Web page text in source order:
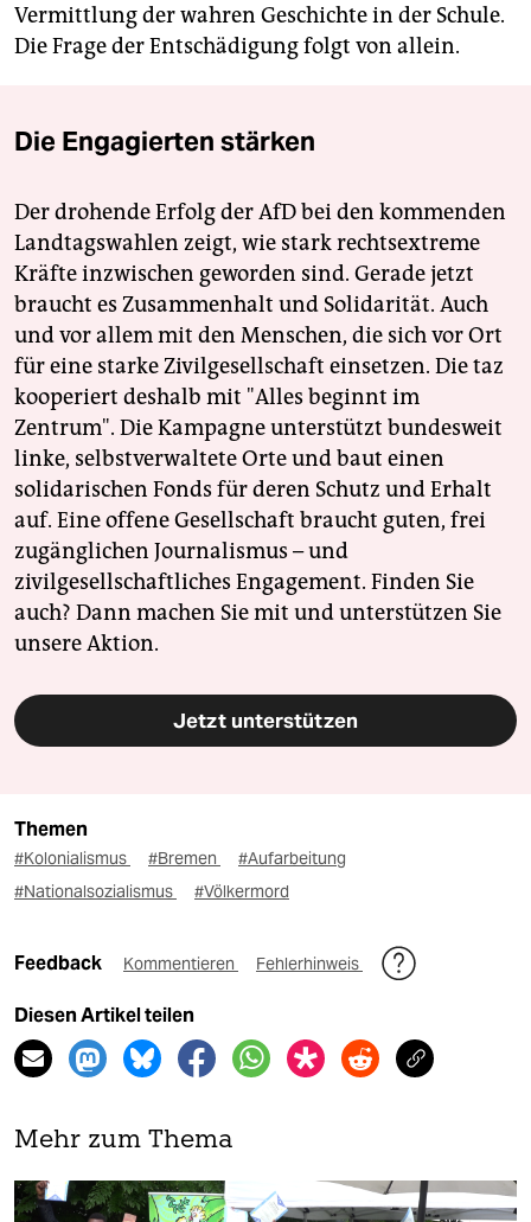
Vermittlung der wahren Geschichte in der Schule.
Die Frage der Entschädigung folgt von allein.
Die Engagierten stärken
Der drohende Erfolg der AfD bei den kommenden
Landtagswahlen zeigt, wie stark rechtsextreme
Kräfte inzwischen geworden sind. Gerade jetzt
braucht es Zusammenhalt und Solidarität. Auch
und vor allem mit den Menschen, die sich vor Ort
für eine starke Zivilgesellschaft einsetzen. Die taz
kooperiert deshalb mit "Alles beginnt im
Zentrum". Die Kampagne unterstützt bundesweit
linke, selbstverwaltete Orte und baut einen
solidarischen Fonds für deren Schutz und Erhalt
auf. Eine offene Gesellschaft braucht guten, frei
zugänglichen Journalismus – und
zivilgesellschaftliches Engagement. Finden Sie
auch? Dann machen Sie mit und unterstützen Sie
unsere Aktion.
Jetzt unterstützen
Themen
#Kolonialismus #Bremen
#Aufarbeitung
#Nationalsozialismus
#Völkermord
Feedback Kommentieren Fehlerhinweis
Diesen Artikel teilen
Mehr zum Thema